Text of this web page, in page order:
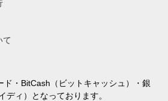
て
ド・BitCash（ビットキャッシュ）・銀
ディ）となっております。